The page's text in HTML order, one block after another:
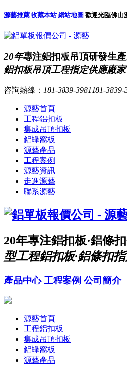
源藝推薦 收藏本站 網站地圖 歡迎光臨佛山
20年專注鋁扣板吊頂研發生產
鋁扣板吊頂工程指定供應廠家
咨詢熱線： 181-3839-3981 181-3839-
源藝首頁
工程鋁扣板
集成吊頂扣板
鋁蜂窩板
源藝產品
工程案例
源藝資訊
走進源藝
聯系源藝
20年專注鋁扣板·鋁條
型工程鋁扣板·鋁條扣
產品中心 工程案例 公司簡介
源藝首頁
工程鋁扣板
集成吊頂扣板
鋁蜂窩板
源藝產品